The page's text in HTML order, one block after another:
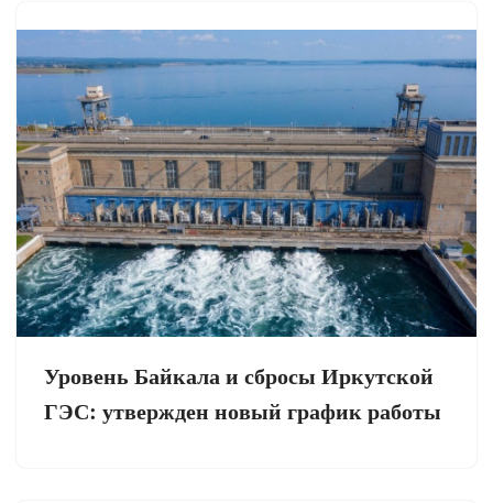
Уровень Байкала и сбросы Иркутской
ГЭС: утвержден новый график работы